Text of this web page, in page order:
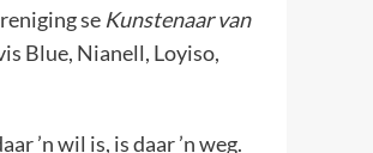
se Kunstenaar van
Blue, Nianell, Loyiso,
’n wil is, is daar ’n weg.